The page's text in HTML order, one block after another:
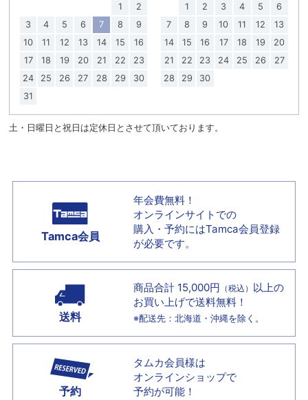
1
2
3
4 5 6 7 8
9
10
11 12 13 14 15
16
17
18 19 20 21 22
23
24
25 26 27 28 29
30
31
1
2 3 4 5
6
7
8 9 10 11 12
13
14
15 16 17 18 19
20
21
22 23 24 25 26
27
28
29 30
土・日曜日と祝日は定休日とさせて頂いております。
Tamca会員
年会費無料！
オンラインサイトでの
購入・予約にはTamca会員登録
が必要です。
送料
商品合計 15,000円 （税込） 以上の
お買い上げで送料無料！
※配送先：北海道・沖縄を除く。
予約
タムカ会員様は
オンラインショップで
予約が可能！